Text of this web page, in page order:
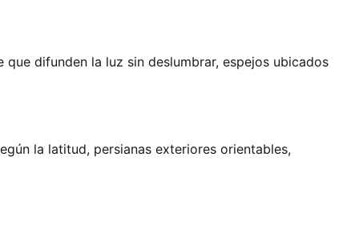
difunden la luz sin deslumbrar, espejos ubicados
la latitud, persianas exteriores orientables,